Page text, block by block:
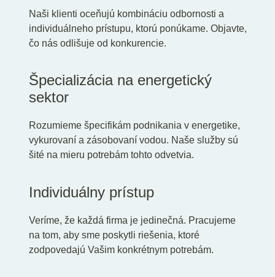
Naši klienti oceňujú kombináciu odbornosti a
individuálneho prístupu, ktorú ponúkame. Objavte,
čo nás odlišuje od konkurencie.
Špecializácia na energetický
sektor
Rozumieme špecifikám podnikania v energetike,
vykurovaní a zásobovaní vodou. Naše služby sú
šité na mieru potrebám tohto odvetvia.
Individuálny prístup
Veríme, že každá firma je jedinečná. Pracujeme
na tom, aby sme poskytli riešenia, ktoré
zodpovedajú Vašim konkrétnym potrebám.